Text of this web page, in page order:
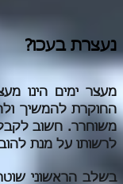
נעצרת בעכו?
מעצר ימים הינו
החוקרת להמשיך
משוחרר. חשוב לקבל
לרשותו על מנת